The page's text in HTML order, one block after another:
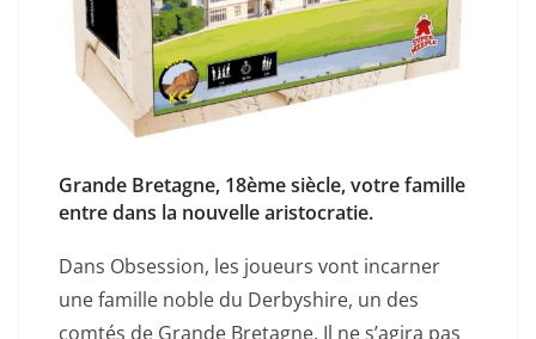
Grande Bretagne, 18ème siècle, votre famille
entre dans la nouvelle aristocratie.
Dans Obsession, les joueurs vont incarner
une famille noble du Derbyshire, un des
comtés de Grande Bretagne. Il ne s’agira pas